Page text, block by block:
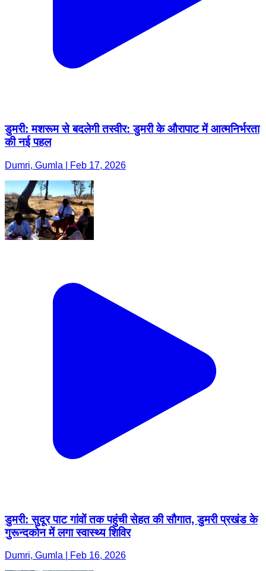
डुमरी: मशरूम से बदलेगी तस्वीर: डुमरी के औरापाट में आत्मनिर्भरता
की नई पहल
Dumri, Gumla | Feb 17, 2026
डुमरी: सुदूर पाट गांवों तक पहुंची सेहत की सौगात, डुमरी प्रखंड के
गुरून्दकोन में लगा स्वास्थ्य शिविर
Dumri, Gumla | Feb 16, 2026